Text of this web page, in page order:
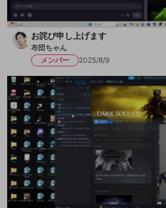
お詫び申し上げます
布団ちゃん
メンバー
2025/8/9
政治的・宗教的・人種的な内容
その他の問題